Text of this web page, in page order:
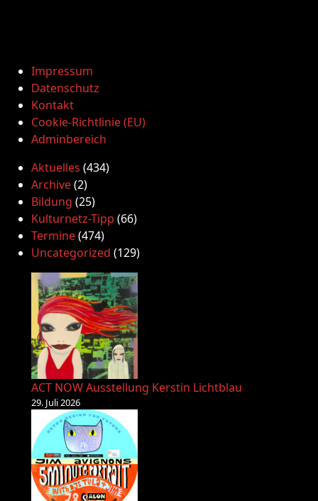
Impressum
Datenschutz
Kontakt
Cookie-Richtlinie (EU)
Adminbereich
Aktuelles (434)
Archive(2)
Bildung (25)
Kulturnetz-Tipp (66)
Termine(474)
Uncategorized (129)
ACT NOW Ausstellung Kerstin Lichtblau
29. Juli 2026